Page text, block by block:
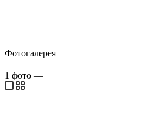
Фотогалерея
1 фото —